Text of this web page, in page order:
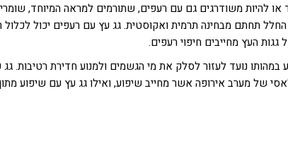
או להיות משודרגים גם עם רעפים, שתורמים למראה המיוחד,
החלל תחתם מבחינה תרמית ואקוסטית. גג עץ עם רעפים יכול לכלול
העץ מחייבים חיפוי רעפים.
במהותו נועד לעזור לסלק את מי הגשמים ולמנוע חדירת רטיבות.
של מערב אירופה אשר מחייב שיפוע, ואילו גג עץ עם שיפוע